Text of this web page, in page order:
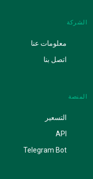
الشركة
معلومات عنا
اتصل بنا
المنصة
التسعير
API
Telegram Bot